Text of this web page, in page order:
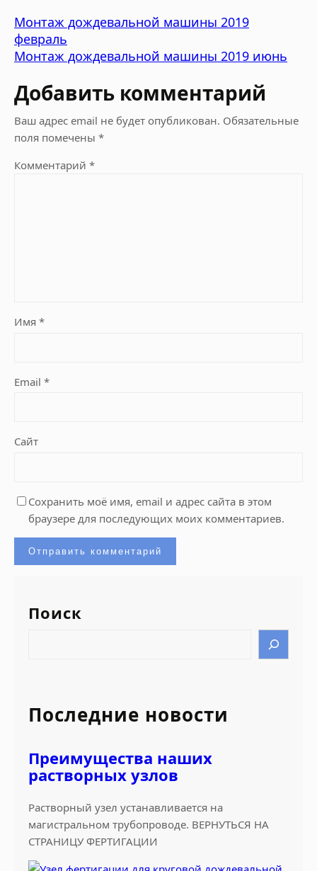
Монтаж дождевальной машины 2019
февраль
Монтаж дождевальной машины 2019 июнь
Добавить комментарий
Ваш адрес email не будет опубликован. Обязательные
поля помечены *
Комментарий *
Имя *
Email *
Сайт
Сохранить моё имя, email и адрес сайта в этом
браузере для последующих моих комментариев.
Поиск
c
h
Последние новости
Преимущества наших
растворных узлов
Растворный узел устанавливается на
магистральном трубопроводе. ВЕРНУТЬСЯ НА
СТРАНИЦУ ФЕРТИГАЦИИ